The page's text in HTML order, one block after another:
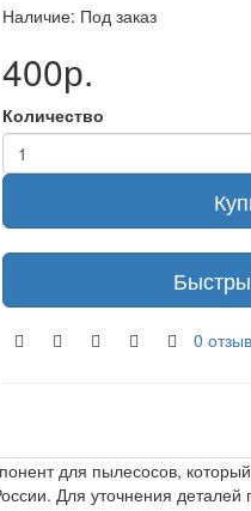
Наличие: Под заказ
400р.
Количество
0
для пылесосов,
Для уточнения деталей